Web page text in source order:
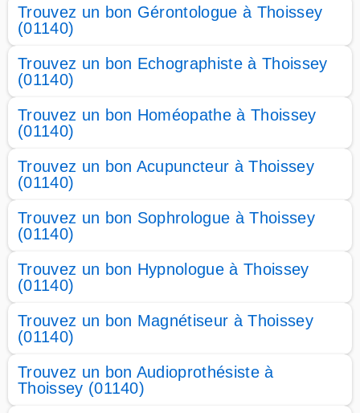
Trouvez un bon Gérontologue à Thoissey
(01140)
Trouvez un bon Echographiste à Thoissey
(01140)
Trouvez un bon Homéopathe à Thoissey
(01140)
Trouvez un bon Acupuncteur à Thoissey
(01140)
Trouvez un bon Sophrologue à Thoissey
(01140)
Trouvez un bon Hypnologue à Thoissey
(01140)
Trouvez un bon Magnétiseur à Thoissey
(01140)
Trouvez un bon Audioprothésiste à
Thoissey (01140)